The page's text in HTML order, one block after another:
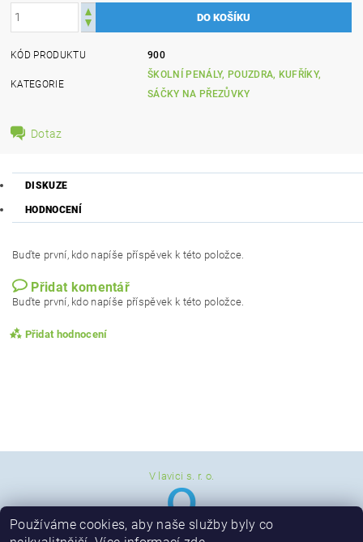
KÓD PRODUKTU 900
KATEGORIE
ŠKOLNÍ PENÁLY, POUZDRA, KUFŘÍKY,
SÁČKY NA PŘEZŮVKY
Dotaz
DISKUZE
HODNOCENÍ
Buďte první, kdo napíše příspěvek k této položce.
Přidat komentář
Buďte první, kdo napíše příspěvek k této položce.
Přidat hodnocení
V lavici s. r. o.
Používáme cookies, aby naše služby byly co